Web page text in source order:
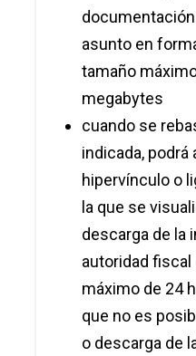
asunto en
tamaño
megabytes
cuando se
indicada, podrá
hipervínculo o
la que se
descarga de la
autoridad
máximo de 24
que no es
o descarga de